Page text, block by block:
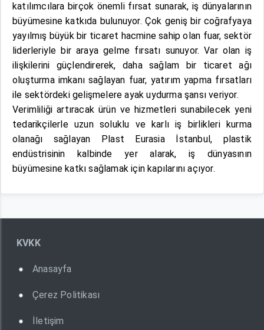
katılımcılara birçok önemli fırsat sunarak, iş dünyalarının
büyümesine katkıda bulunuyor. Çok geniş bir coğrafyaya
yayılmış büyük bir ticaret hacmine sahip olan fuar, sektör
liderleriyle bir araya gelme fırsatı sunuyor. Var olan iş
ilişkilerini güçlendirerek, daha sağlam bir ticaret ağı
oluşturma imkanı sağlayan fuar, yatırım yapma fırsatları
ile sektördeki gelişmelere ayak uydurma şansı veriyor.
Verimliliği artıracak ürün ve hizmetleri sunabilecek yeni
tedarikçilerle uzun soluklu ve karlı iş birlikleri kurma
olanağı sağlayan Plast Eurasia İstanbul, plastik
endüstrisinin kalbinde yer alarak, iş dünyasının
büyümesine katkı sağlamak için kapılarını açıyor.
KVKK
Anasayfa
Çerez Politikası
İletişim